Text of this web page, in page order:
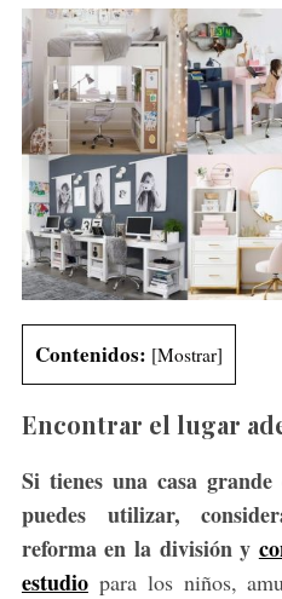
Contenidos: [Mostrar]
Encontrar el lugar
Si tienes una casa
puedes utilizar,
reforma en la división y
estudiopara los niños,